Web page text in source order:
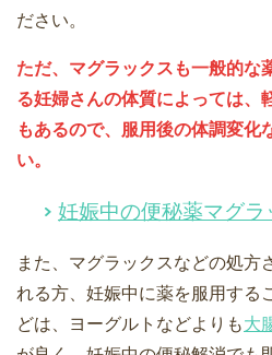
ださい。
ただ、マグラックスも一般的な
る妊婦さんの体質によっては、
もあるので、服用後の体調変化
い。
妊娠中の便秘薬マグ
また、マグラックスなどの処方
れる方、妊娠中に薬を服用する
どは、ヨーグルトなどよりも大